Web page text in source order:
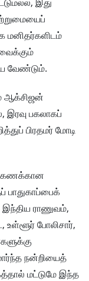
மனிதர்களிடம்
வேண்டும்.
ஆக்சிஜன்
இரவு பகலாகப்
பிரதமர் மோடி
பாதுகாப்பைக்
இந்திய ராணுவம்,
உள்ளூர் போலிசார்,
நன்றியைத்
மட்டுமே இந்த